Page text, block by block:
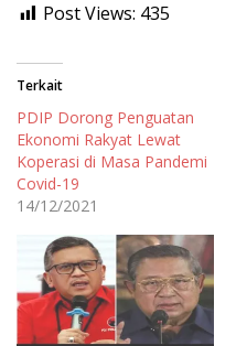
Post Views: 435
Terkait
PDIP Dorong Penguatan
Ekonomi Rakyat Lewat
Koperasi di Masa Pandemi
Covid-19
14/12/2021